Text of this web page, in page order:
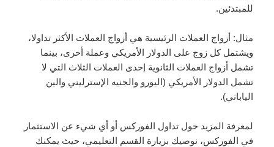
للمبتدئين.
مثال: أزواج العملات الرئيسية هي أزواج العملات الأكثر تداولا،
ويشتمل كل زوج على الدولار الأمريكي وعملة أخرى، بينما
تشمل أزواج العملات الثانوية إحدى العملات الثلاث التي لا
تشمل الدولار الأمريكي (اليورو والجنيه الإسترليني والين
الياباني).
لمعرفة المزيد حول تداول الفوركس أو أي شيء عن الاستثمار
في الفوركس، نوصيك بزيارة القسم التعليمي، حيث يمكنك